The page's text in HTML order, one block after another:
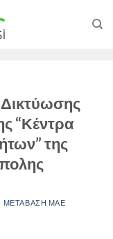
“Κέντρα
της
ΜΕΤΑΒΑΣΗ ΜΑΕ